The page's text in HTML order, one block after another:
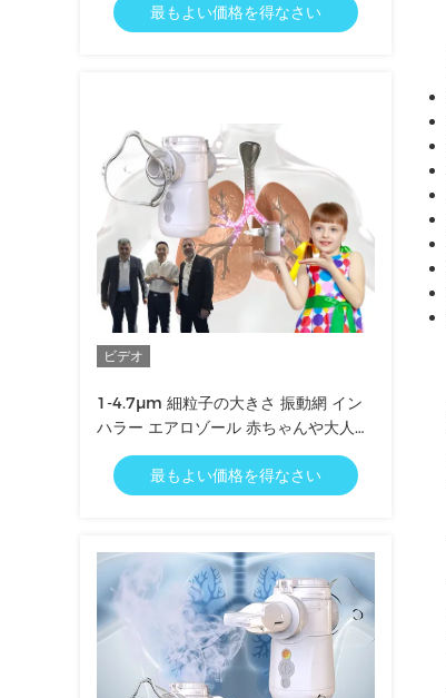
最もよい価格を得なさい
ビデオ
1-4.7μm 細粒子の大きさ 振動網 イン
ハラー エアロゾール 赤ちゃんや大人の
ための配送
最もよい価格を得なさい